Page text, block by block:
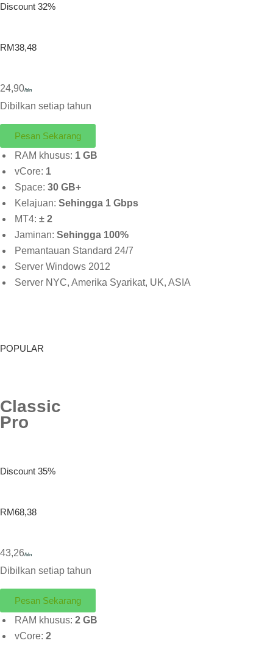
Discount 32%
RM38,48
24,90/bln
Dibilkan setiap tahun
Pesan Sekarang
RAM khusus: 1 GB
vCore: 1
Space: 30 GB+
Kelajuan: Sehingga 1 Gbps
MT4: ± 2
Jaminan: Sehingga 100%
Pemantauan Standard 24/7
Server Windows 2012
Server NYC, Amerika Syarikat, UK, ASIA
POPULAR
Classic
Pro
Discount 35%
RM68,38
43,26/bln
Dibilkan setiap tahun
Pesan Sekarang
RAM khusus: 2 GB
vCore: 2